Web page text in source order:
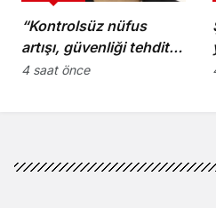
“Kontrolsüz nüfus
artışı, güvenliği tehdit
ediyor”
4 saat önce